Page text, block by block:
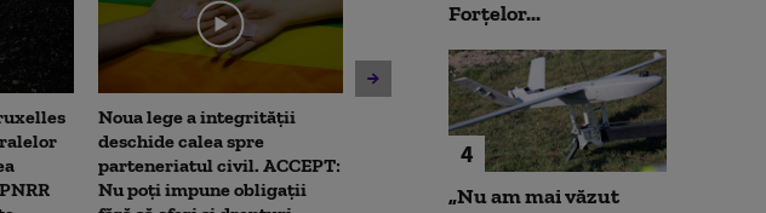
Noua lege a integrității
deschide calea spre
parteneriatul civil. ACCEPT:
Nu poți impune obligații
Unitatea 2 de la Cernavodă
ar putea fi oprită dacă
Dunărea continuă să scadă.
Ce spune directorul
Patru mari
deja să aplice
limitarea
Forțelor...
4
„Nu am mai văzut